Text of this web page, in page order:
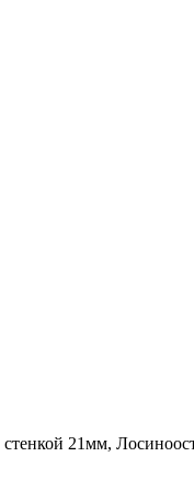
21мм,